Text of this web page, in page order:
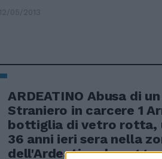
12/05/2013
ARDEATINO Abusa di
Straniero in carcere 1
bottiglia di vetro rotta,
36 anni ieri sera nella
dell'Ardeatino, ha